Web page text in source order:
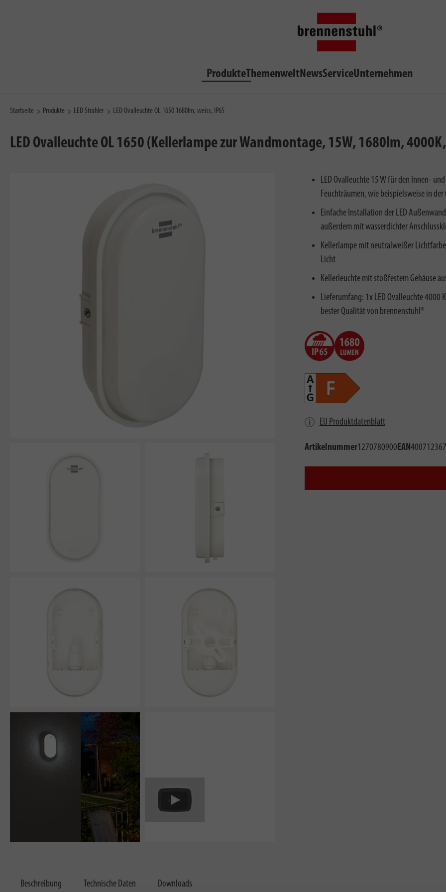
ProdukteThemenweltNewsServiceUnternehmen
Startseite Produkte LED Strahler LED Ovalleuchte OL 1650 1680lm, weiss, IP65
LED Ovalleuchte OL 1650 (Kellerlampe zur Wandmontage, 15W, 1680lm,
LED Ovalleuchte 15 W für den Innen-
Feuchträumen, wie beispielsweise in
Einfache Installation der LED
außerdem mit wasserdichter
Kellerlampe mit neutralweißer
Licht
Kellerleuchte mit stoßfestem Gehäuse
Lieferumfang: 1x LED Ovalleuchte 4000
bester Qualität von brennenstuhl®
EU Produktdatenblatt
Artikelnummer1270780900EAN
Beschreibung Technische Daten Downloads